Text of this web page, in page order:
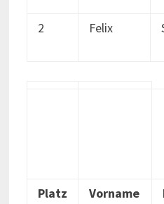
2 Felix
Platz Vorname